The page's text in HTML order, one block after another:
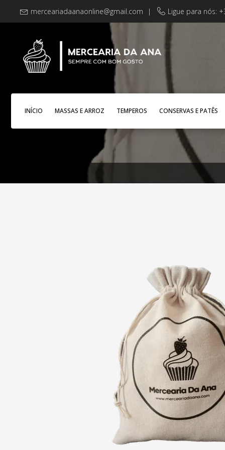
merceariadaanaonline@gmail.com | Ligue para nós:
INÍCIO MASSAS E ARROZ TEMPEROS CONSERVAS E PATÊS